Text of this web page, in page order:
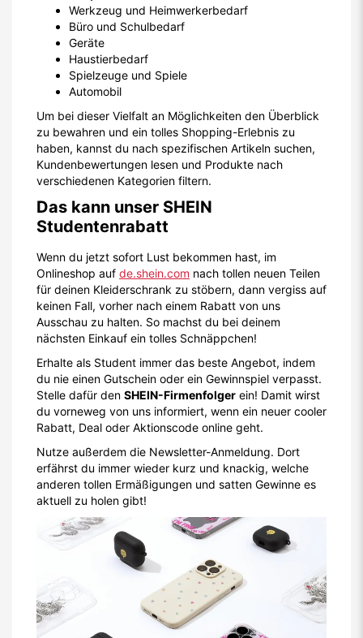
Werkzeug und Heimwerkerbedarf
Büro und Schulbedarf
Geräte
Haustierbedarf
Spielzeuge und Spiele
Automobil
Um bei dieser Vielfalt an Möglichkeiten den Überblick
zu bewahren und ein tolles Shopping-Erlebnis zu
haben, kannst du nach spezifischen Artikeln suchen,
Kundenbewertungen lesen und Produkte nach
verschiedenen Kategorien filtern.
Das kann unser SHEIN
Studentenrabatt
Wenn du jetzt sofort Lust bekommen hast, im
Onlineshop auf de.shein.com nach tollen neuen Teilen
für deinen Kleiderschrank zu stöbern, dann vergiss auf
keinen Fall, vorher nach einem Rabatt von uns
Ausschau zu halten. So machst du bei deinem
nächsten Einkauf ein tolles Schnäppchen!
Erhalte als Student immer das beste Angebot, indem
du nie einen Gutschein oder ein Gewinnspiel verpasst.
Stelle dafür den SHEIN-Firmenfolger ein! Damit wirst
du vorneweg von uns informiert, wenn ein neuer cooler
Rabatt, Deal oder Aktionscode online geht.
Nutze außerdem die Newsletter-Anmeldung. Dort
erfährst du immer wieder kurz und knackig, welche
anderen tollen Ermäßigungen und satten Gewinne es
aktuell zu holen gibt!